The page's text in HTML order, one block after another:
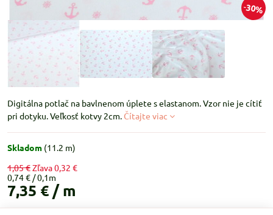
30%
Digitálna potlač na bavlnenom úplete s elastanom. Vzor nie je cítiť
pri dotyku. Veľkosť kotvy 2cm. Čítajte viac
Skladom (11.2 m)
1,05 €Zľava0,32 €
0,74 €
7,35 € / m